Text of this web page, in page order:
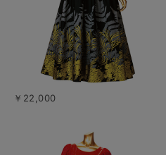
￥22,000